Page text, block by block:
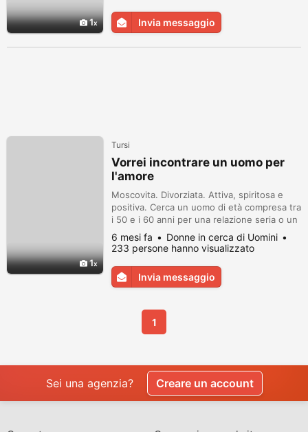
1 Invia messaggio
1
Tursi
Vorrei incontrare un uomo per
l'amore
Moscovita. Divorziata. Attiva, spiritosa e
positiva. Cerca un uomo di età compresa tra
i 50 e i 60 anni per una relazione seria o un
matrimonio da ospite.
6 mesi fa
Donne in cerca di Uomini
233 persone hanno visualizzato
Invia messaggio
1
Sei una agenzia? Creare un account